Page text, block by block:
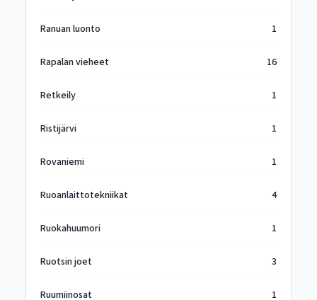
Ranuan luonto 1
Rapalan vieheet 16
Retkeily 1
Ristijärvi 1
Rovaniemi 1
Ruoanlaittotekniikat 4
Ruokahuumori 1
Ruotsin joet 3
Ruumiinosat 1